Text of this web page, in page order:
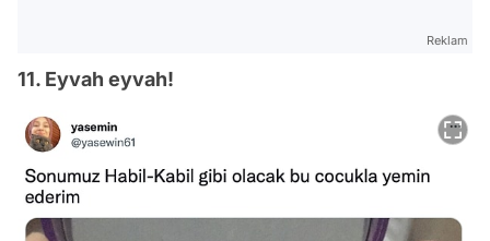
Reklam
11. Eyvah eyvah!